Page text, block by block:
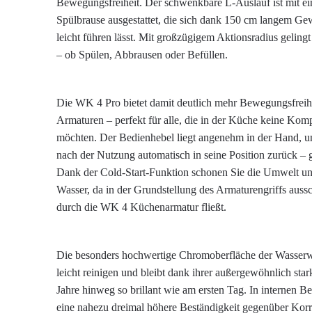
Bewegungsfreiheit. Der schwenkbare L-Auslauf ist mit
Spülbrause ausgestattet, die sich dank 150 cm langem
leicht führen lässt. Mit großzügigem Aktionsradius
– ob Spülen, Abbrausen oder Befüllen.
Die WK 4 Pro bietet damit deutlich mehr
Armaturen – perfekt für alle, die in der Küche keine
möchten. Der Bedienhebel liegt angenehm in der Hand,
nach der Nutzung automatisch in seine Position zurück –
Dank der Cold-Start-Funktion schonen Sie die Umwelt
Wasser, da in der Grundstellung des Armaturengriffs
durch die WK 4 Küchenarmatur fließt.
Die besonders hochwertige Chromoberfläche der
leicht reinigen und bleibt dank ihrer außergewöhnlich
Jahre hinweg so brillant wie am ersten Tag. In internen
eine nahezu dreimal höhere Beständigkeit gegenüber